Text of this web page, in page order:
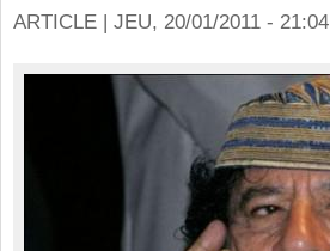
ARTICLE | JEU, 20/01/2011 - 21:04